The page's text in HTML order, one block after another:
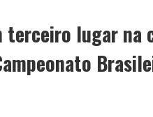
DO PAGODYANDO PARA BELO
terceiro lugar na